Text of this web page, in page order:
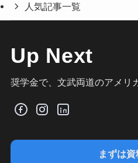
人気記事一覧
Up Next
奨学金で、文武両道のアメリ
まずは